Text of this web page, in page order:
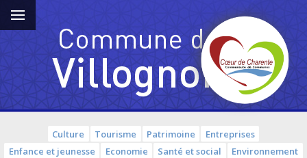
Culture Tourisme Patrimoine
Entreprises
Enfance et jeunesse
Economie Santé et social
Environnement